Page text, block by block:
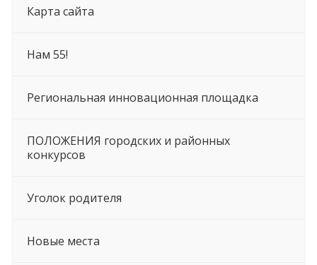
Карта сайта
Нам 55!
Региональная инновационная площадка
ПОЛОЖЕНИЯ городских и районных
конкурсов
Уголок родителя
Новые места